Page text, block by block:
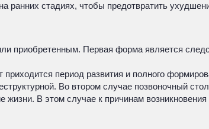
ранних стадиях, чтобы предотвратить
приобретенным. Первая форма является
период развития и полного
Во втором случае позвоночный
В этом случае к причинам возникновения